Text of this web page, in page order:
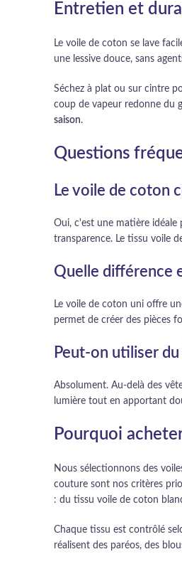
Entretien et
Le voile de coton se lave
une lessive douce, sans
Séchez à plat ou sur cintre
coup de vapeur redonne du
saison.
Questions
Le voile de coton
Oui, c'est une matière idéale
transparence. Le tissu voile
Quelle différence
Le voile de coton uni offre
permet de créer des pièces
Peut-on utiliser
Absolument. Au-delà des
lumière tout en apportant
Pourquoi
Nous sélectionnons des
couture sont nos critères
: du tissu voile de coton
Chaque tissu est contrôlé
réalisent des paréos, des